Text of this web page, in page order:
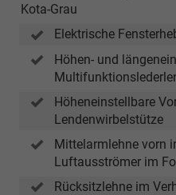
Kota-Grau
Elektrische
Höhen- und
Höheneinstellbare
Lendenwirbelstütze
Mittelarmlehne vorn
Luftausströmer im
Rücksitzlehne im